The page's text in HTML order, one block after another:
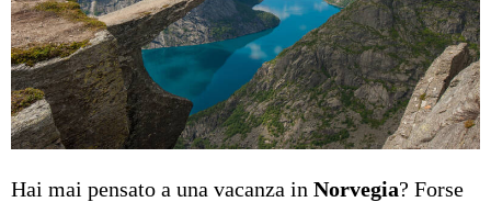
Hai mai pensato a una vacanza in Norvegia? Forse